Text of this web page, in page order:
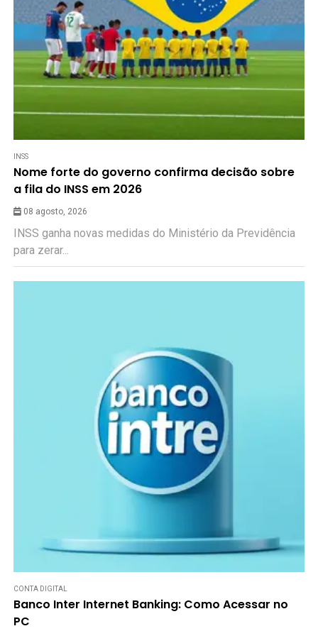
INSS
Nome forte do governo confirma decisão sobre
a fila do INSS em 2026
08 agosto, 2026
INSS ganha novas medidas do Ministério da Previdência
para zerar...
CONTA DIGITAL
Banco Inter Internet Banking: Como Acessar no
PC